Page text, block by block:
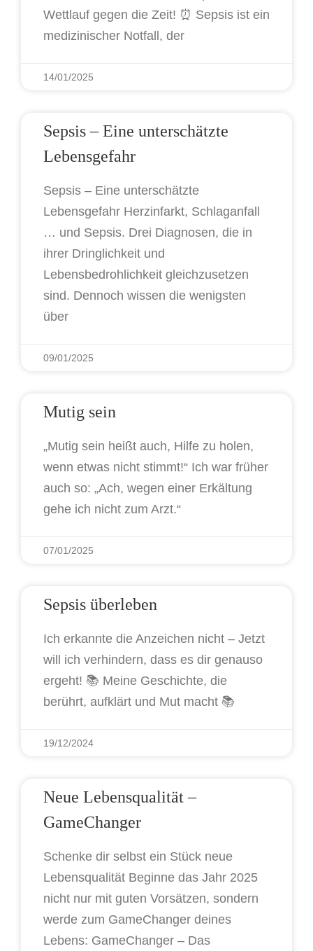
Wettlauf gegen die Zeit! ⏰ Sepsis ist ein
medizinischer Notfall, der
14/01/2025
Sepsis – Eine unterschätzte
Lebensgefahr
Sepsis – Eine unterschätzte
Lebensgefahr Herzinfarkt, Schlaganfall
… und Sepsis. Drei Diagnosen, die in
ihrer Dringlichkeit und
Lebensbedrohlichkeit gleichzusetzen
sind. Dennoch wissen die wenigsten
über
09/01/2025
Mutig sein
„Mutig sein heißt auch, Hilfe zu holen,
wenn etwas nicht stimmt!“ Ich war früher
auch so: „Ach, wegen einer Erkältung
gehe ich nicht zum Arzt.“
07/01/2025
Sepsis überleben
Ich erkannte die Anzeichen nicht – Jetzt
will ich verhindern, dass es dir genauso
ergeht! 📚 Meine Geschichte, die
berührt, aufklärt und Mut macht 📚
19/12/2024
Neue Lebensqualität –
GameChanger
Schenke dir selbst ein Stück neue
Lebensqualität Beginne das Jahr 2025
nicht nur mit guten Vorsätzen, sondern
werde zum GameChanger deines
Lebens: GameChanger – Das